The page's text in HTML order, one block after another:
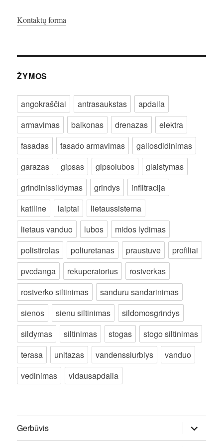
Kontaktų forma
ŽYMOS
angokraščiai antrasaukstas
apdaila
armavimas
balkonas drenazas
elektra
fasadas
fasado armavimas
galiosdidinimas
garazas
gipsas gipsolubos
glaistymas
grindinissildymas
grindys
infiltracija
katiline
laiptai
lietaussistema
lietaus vanduo
lubos
midos lydimas
polistirolas
poliuretanas praustuve
profiliai
pvcdanga
rekuperatorius
rostverkas
rostverko siltinimas
sanduru sandarinimas
sienos
sienu siltinimas
sildomosgrindys
sildymas
siltinimas stogas
stogo siltinimas
terasa
unitazas vandenssiurblys
vanduo
vedinimas
vidausapdaila
Gerbūvis išskleisti
sub-
meniu